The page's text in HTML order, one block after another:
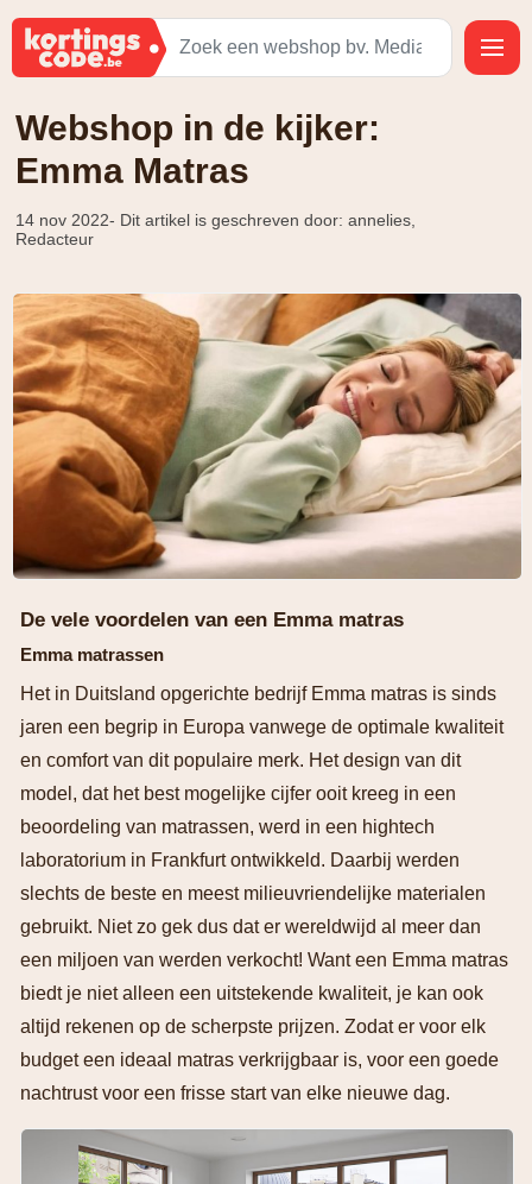
Webshop in de kijker:
Emma Matras
14 nov 2022- Dit artikel is geschreven door: annelies,
Redacteur
De vele voordelen van een Emma matras
Emma matrassen
Het in Duitsland opgerichte bedrijf Emma matras is sinds
jaren een begrip in Europa vanwege de optimale kwaliteit
en comfort van dit populaire merk. Het design van dit
model, dat het best mogelijke cijfer ooit kreeg in een
beoordeling van matrassen, werd in een hightech
laboratorium in Frankfurt ontwikkeld. Daarbij werden
slechts de beste en meest milieuvriendelijke materialen
gebruikt. Niet zo gek dus dat er wereldwijd al meer dan
een miljoen van werden verkocht! Want een Emma matras
biedt je niet alleen een uitstekende kwaliteit, je kan ook
altijd rekenen op de scherpste prijzen. Zodat er voor elk
budget een ideaal matras verkrijgbaar is, voor een goede
nachtrust voor een frisse start van elke nieuwe dag.